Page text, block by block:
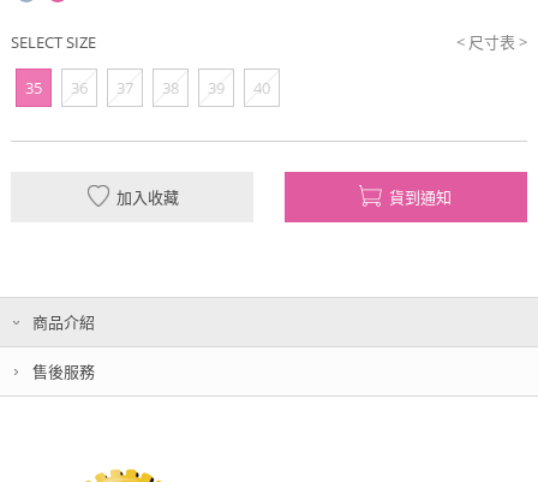
< 尺寸表 >
SELECT SIZE
35 36 37 38 39 40
加入收藏 貨到通知
商品介紹
售後服務